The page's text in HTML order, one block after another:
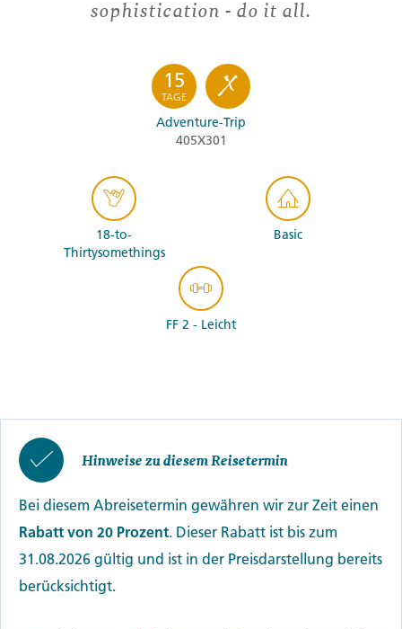
sophistication - do it all.
15
TAGE
Adventure-Trip
405X301
18-to-
Thirtysomethings
Basic
FF 2 - Leicht
Hinweise zu diesem Reisetermin
Bei diesem Abreisetermin gewähren wir zur Zeit einen
Rabatt von 20 Prozent. Dieser Rabatt ist bis zum
31.08.2026 gültig und ist in der Preisdarstellung bereits
berücksichtigt.